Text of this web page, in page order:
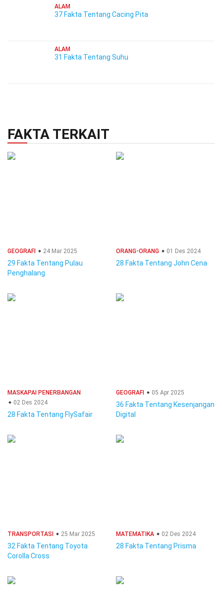
ALAM
37 Fakta Tentang Cacing Pita
ALAM
31 Fakta Tentang Suhu
FAKTA TERKAIT
GEOGRAFI 24 Mar 2025
29 Fakta Tentang Pulau
Penghalang
ORANG-ORANG 01 Des 2024
28 Fakta Tentang John Cena
MASKAPAI PENERBANGAN
02 Des 2024
28 Fakta Tentang FlySafair
GEOGRAFI 05 Apr 2025
36 Fakta Tentang Kesenjangan
Digital
TRANSPORTASI 25 Mar 2025
32 Fakta Tentang Toyota
Corolla Cross
MATEMATIKA 02 Des 2024
28 Fakta Tentang Prisma